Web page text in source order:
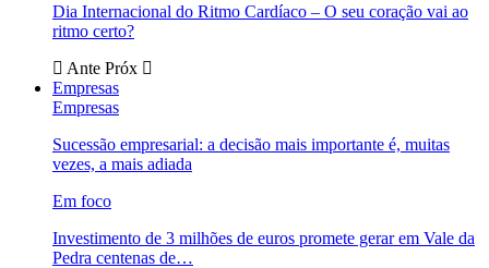
Dia Internacional do Ritmo Cardíaco – O seu coração vai ao
ritmo certo?
Ante Próx
Empresas
Empresas
Sucessão empresarial: a decisão mais importante é, muitas
vezes, a mais adiada
Em foco
Investimento de 3 milhões de euros promete gerar em Vale da
Pedra centenas de…